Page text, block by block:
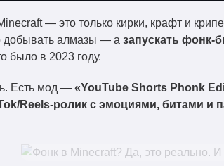
— это только кирки, крафт и
добывать алмазы — а запускать фонк-
было в 2023 году.
Есть мод — «YouTube Shorts Phonk
Reels-ролик с эмоциями, битами и